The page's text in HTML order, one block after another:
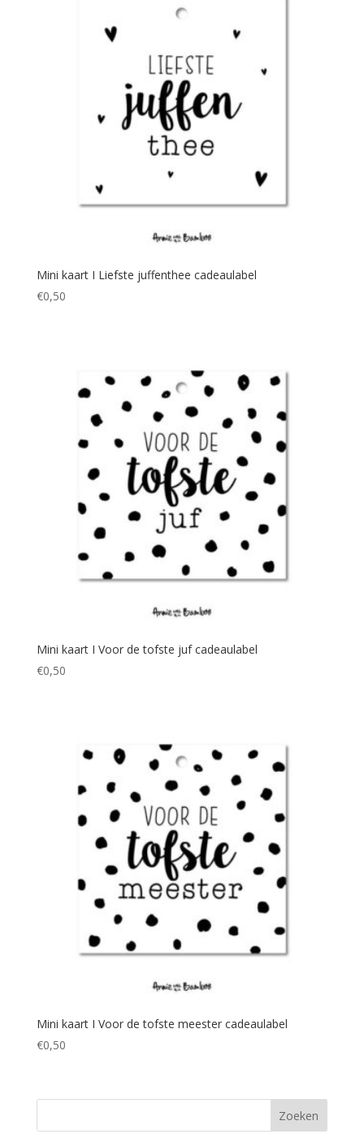
Mini kaart I Liefste juffenthee cadeaulabel
€0,50
Mini kaart I Voor de tofste juf cadeaulabel
€0,50
Mini kaart I Voor de tofste meester cadeaulabel
€0,50